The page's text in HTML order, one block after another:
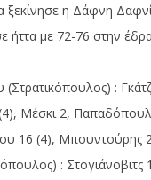
ξεκίνησε η Δάφνη
ήττα με 72-76 στην
:
Μέσκι 2,
16 (4), Μπουντούρης
: Στογιάνοβιτς